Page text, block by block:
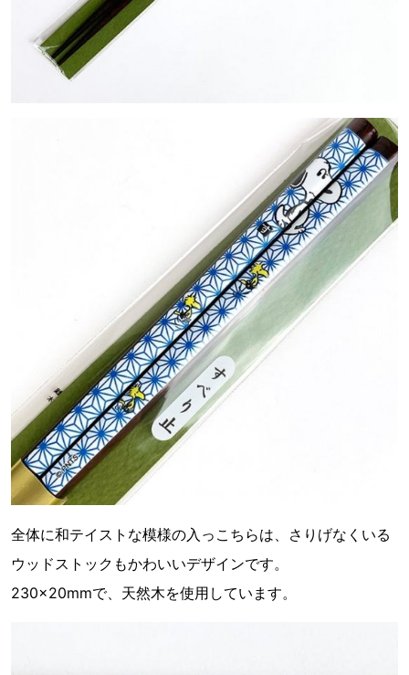
全体に和テイストな模様の入っこちらは、さりげなくいる
ウッドストックもかわいいデザインです。
230×20mmで、天然木を使用しています。